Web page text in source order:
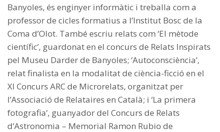
Banyoles, és enginyer informàtic i treballa com a
professor de cicles formatius a l’Institut Bosc de la
Coma d’Olot. També escriu relats com ‘El mètode
científic’, guardonat en el concurs de Relats Inspirats
pel Museu Darder de Banyoles; ‘Autoconsciència’,
relat finalista en la modalitat de ciència-ficció en el
XI Concurs ARC de Microrelats, organitzat per
l’Associació de Relataires en Català; i ‘La primera
fotografia’, guanyador del Concurs de Relats
d’Astronomia – Memorial Ramon Rubio de